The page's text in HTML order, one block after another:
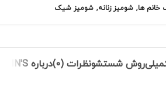
خانم ها, شومیز زنانه, شومیز شیک
روش شستشونظرات (0) درباره COLIN'S